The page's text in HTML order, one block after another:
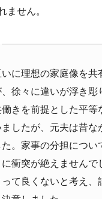
ません。
に理想の家庭像を共
徐々に違いが浮き彫
きを前提とした平等
したが、元夫は昔な
。家事の分担につい
衝突が絶えませんで
て良くないと考え、